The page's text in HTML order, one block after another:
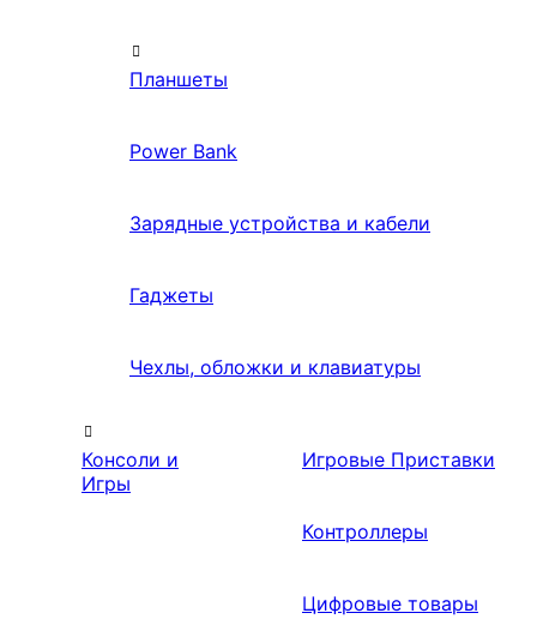
Планшеты
Power Bank
Зарядные устройства и кабели
Гаджеты
Чехлы, обложки и клавиатуры
Консоли и
Игры
Игровые Приставки
Контроллеры
Цифровые товары